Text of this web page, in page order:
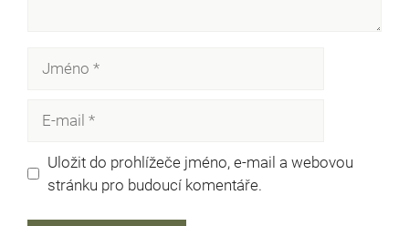
mail
Uložit do prohlížeče jméno, e-mail a webovou
stránku pro budoucí komentáře.